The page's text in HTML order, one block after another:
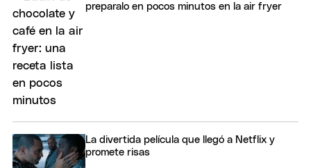
preparalo en pocos minutos en la air fryer
La divertida película que llegó a Netflix y
promete risas